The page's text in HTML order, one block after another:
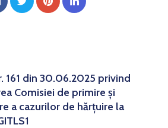
161 din 30.06.2025 privind
Comisiei de primire și
a cazurilor de hărțuire la